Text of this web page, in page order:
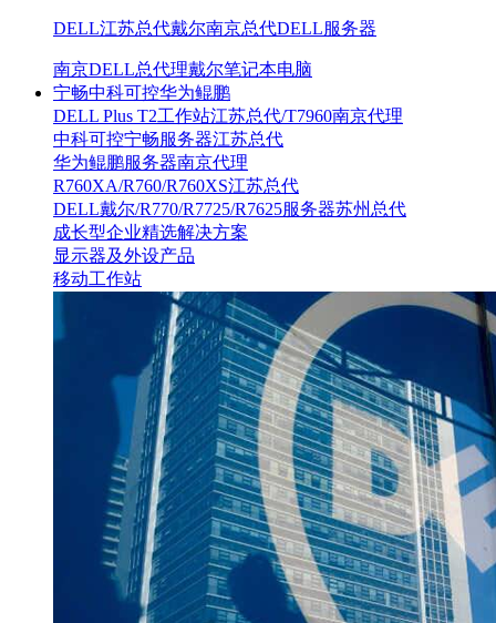
DELL江苏总代戴尔南京总代DELL服务器
南京DELL总代理戴尔笔记本电脑
宁畅中科可控华为鲲鹏
DELL Plus T2工作站江苏总代/T7960南京代理
中科可控宁畅服务器江苏总代
华为鲲鹏服务器南京代理
R760XA/R760/R760XS江苏总代
DELL戴尔/R770/R7725/R7625服务器苏州总代
成长型企业精选解决方案
显示器及外设产品
移动工作站